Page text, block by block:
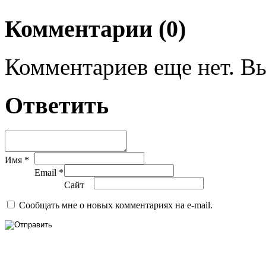
Комментарии (0)
Комментариев еще нет.
Ответить
Имя *
Email *
Сайт
Сообщать мне о новых комментариях на e-mail.